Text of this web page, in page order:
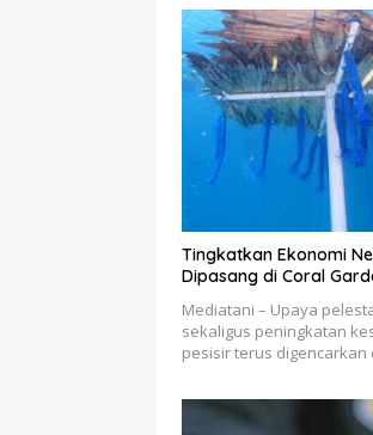
Tingkatkan Ekonomi
Dipasang di Coral
Mediatani – Upaya
sekaligus peningkatan
pesisir terus digencarkan